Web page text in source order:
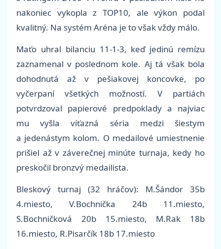
nakoniec vykopla z TOP10, ale výkon podal
kvalitný. Na systém Aréna je to však vždy málo.
Maťo uhral bilanciu 11-1-3, keď jedinú remízu
zaznamenal v poslednom kole. Aj tá však bola
dohodnutá až v pešiakovej koncovke, po
vyčerpaní všetkých možností. V partiách
potvrdzoval papierové predpoklady a najviac
mu vyšla víťazná séria medzi šiestym
a jedenástym kolom. O medailové umiestnenie
prišiel až v záverečnej minúte turnaja, kedy ho
preskočil bronzvý medailista.
Bleskový turnaj (32 hráčov): M.Šándor 35b
4.miesto, V.Bochnička 24b 11.miesto,
S.Bochničková 20b 15.miesto, M.Rak 18b
16.miesto, R.Pisarčík 18b 17.miesto